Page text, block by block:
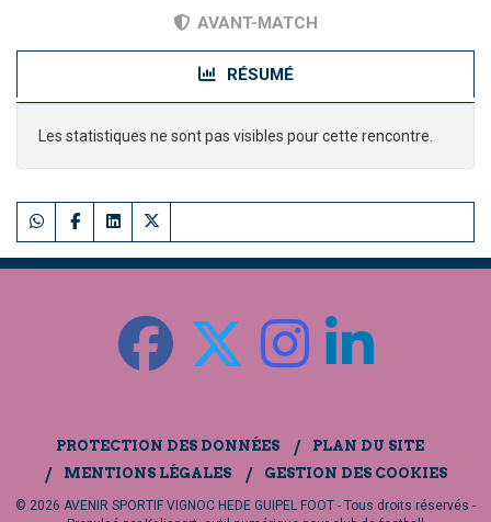
AVANT-MATCH
RÉSUMÉ
Les statistiques ne sont pas visibles pour cette rencontre.
PROTECTION DES DONNÉES
PLAN DU SITE
MENTIONS LÉGALES
GESTION DES COOKIES
© 2026 AVENIR SPORTIF VIGNOC HEDE GUIPEL FOOT - Tous droits réservés -